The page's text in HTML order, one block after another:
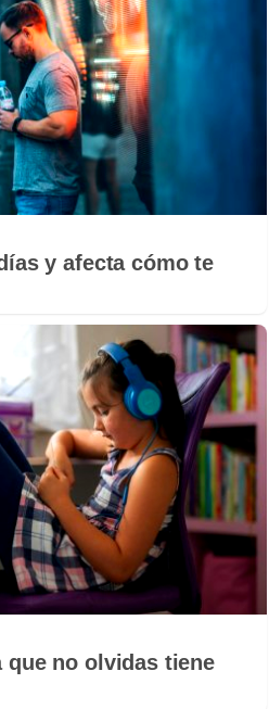
y afecta cómo te
que no olvidas tiene